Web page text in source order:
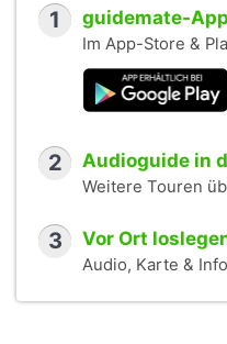
1 guidemate-
Im App-Store &
2 Audioguide in
Weitere Touren
3 Vor Ort
Audio, Karte &